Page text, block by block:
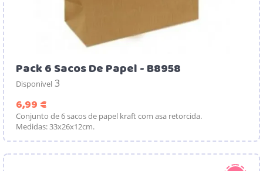
Pack 6 Sacos De Papel - B8958
Disponível 3
6,99 €
Conjunto de 6 sacos de papel kraft com asa retorcida.
Medidas: 33x26x12cm.